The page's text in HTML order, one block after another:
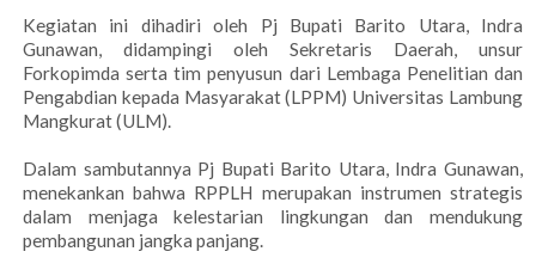
Kegiatan ini dihadiri oleh Pj Bupati Barito Utara, Indra
Gunawan, didampingi oleh Sekretaris Daerah, unsur
Forkopimda serta tim penyusun dari Lembaga Penelitian dan
Pengabdian kepada Masyarakat (LPPM) Universitas Lambung
Mangkurat (ULM).
Dalam sambutannya Pj Bupati Barito Utara, Indra Gunawan,
menekankan bahwa RPPLH merupakan instrumen strategis
dalam menjaga kelestarian lingkungan dan mendukung
pembangunan jangka panjang.